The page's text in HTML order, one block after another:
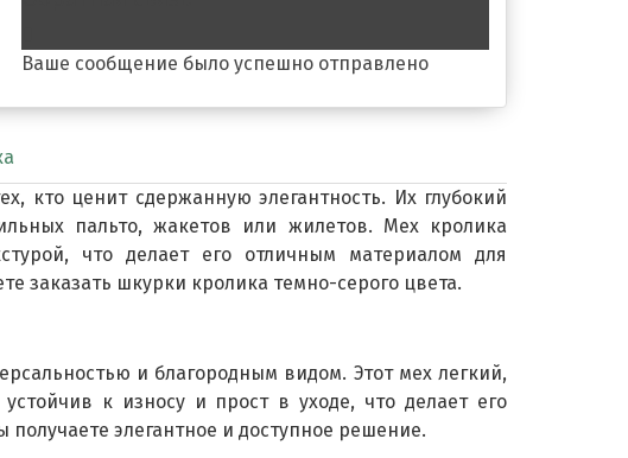
Ваше сообщение было успешно отправлено
кто ценит сдержанную элегантность. Их глубокий
пальто, жакетов или жилетов. Мех кролика
что делает его отличным материалом для
заказать шкурки кролика темно-серого цвета.
и благородным видом. Этот мех легкий,
к износу и прост в уходе, что делает его
элегантное и доступное решение.